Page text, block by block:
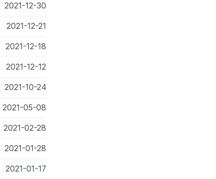
2021-12-30
2021-12-21
2021-12-18
2021-12-12
2021-10-24
2021-05-08
2021-02-28
2021-01-28
2021-01-17